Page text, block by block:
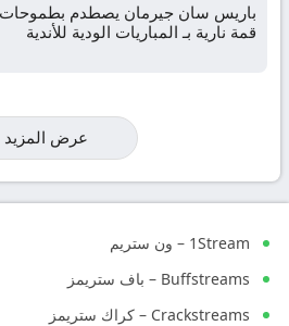
باريس سان جيرمان يصطدم بطموحات
قمة نارية بـ المباريات الودية للأندية
عرض المزيد
1Stream – ون ستريم
Buffstreams – باف ستريمز
Crackstreams – كراك ستريمز